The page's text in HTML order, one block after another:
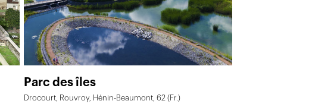
Parc des îles
Drocourt, Rouvroy, Hénin-Beaumont, 62 (Fr.)